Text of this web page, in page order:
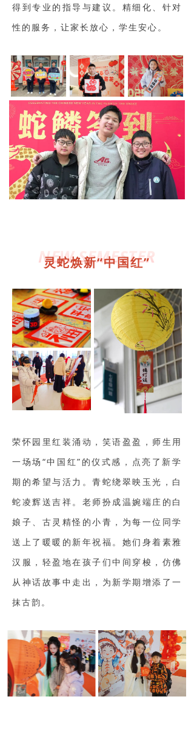
得到专业的指导与建议。精细化、针对
性的服务，让家长放心，学生安心。
NEW SEMESTER
灵蛇焕新“中国红”
荣怀园里红装涌动，笑语盈盈，师生用
一场场“中国红”的仪式感，点亮了新学
期的希望与活力。青蛇绕翠映玉光，白
蛇凌辉送吉祥。老师扮成温婉端庄的白
娘子、古灵精怪的小青，为每一位同学
送上了暖暖的新年祝福。她们身着素雅
汉服，轻盈地在孩子们中间穿梭，仿佛
从神话故事中走出，为新学期增添了一
抹古韵。